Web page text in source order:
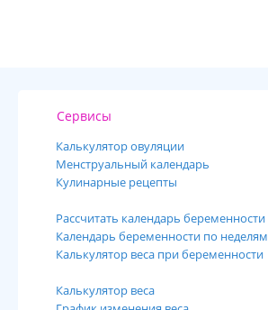
Сервисы
Калькулятор овуляции
Менструальный календарь
Кулинарные рецепты
Рассчитать календарь беременности
Календарь беременности по неделям
Калькулятор веса при беременности
Калькулятор веса